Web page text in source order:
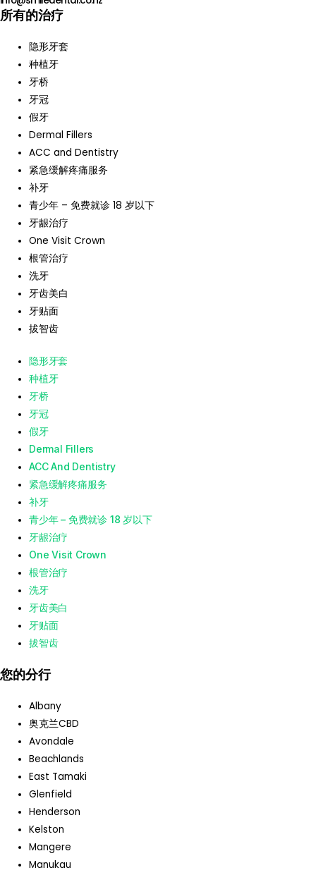
所有的治疗
隐形牙套
种植牙
牙桥
牙冠
假牙
Dermal Fillers
ACC and Dentistry
紧急缓解疼痛服务
补牙
青少年 – 免费就诊 18 岁以下
牙龈治疗
One Visit Crown
根管治疗
洗牙
牙齿美白
牙贴面
拔智齿
隐形牙套
种植牙
牙桥
牙冠
假牙
Dermal Fillers
ACC And Dentistry
紧急缓解疼痛服务
补牙
青少年 – 免费就诊 18 岁以下
牙龈治疗
One Visit Crown
根管治疗
洗牙
牙齿美白
牙贴面
拔智齿
您的分行
Albany
奥克兰CBD
Avondale
Beachlands
East Tamaki
Glenfield
Henderson
Kelston
Mangere
Manukau